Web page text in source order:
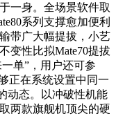
一身。全场景软件取
系列支撑愈加便利
带广大幅提拔，小艺
变性比拟Mate70提拔
单”，用户还可参
正在系统设置中同一
动态。以冲破性机能
两款旗舰机顶尖的硬